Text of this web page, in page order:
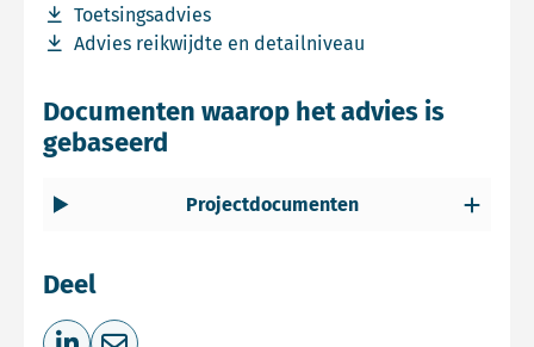
Toetsingsadvies
Download bestand Toetsingsadvies
Advies reikwijdte en detailniveau
Download bestand Advies reikwijdte en detailniveau
Documenten waarop het advies is
gebaseerd
Projectdocumenten
Deel